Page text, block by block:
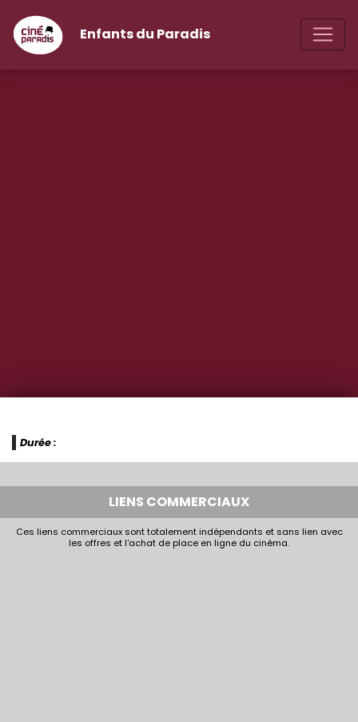
Enfants du Paradis
Durée :
LIENS COMMERCIAUX
Ces liens commerciaux sont totalement indépendants et sans lien avec
les offres et l'achat de place en ligne du cinéma.